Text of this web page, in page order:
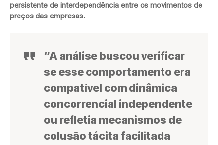
persistente de interdependência entre os movimentos de
preços das empresas.
“A análise buscou verificar
se esse comportamento era
compatível com dinâmica
concorrencial independente
ou refletia mecanismos de
colusão tácita facilitada